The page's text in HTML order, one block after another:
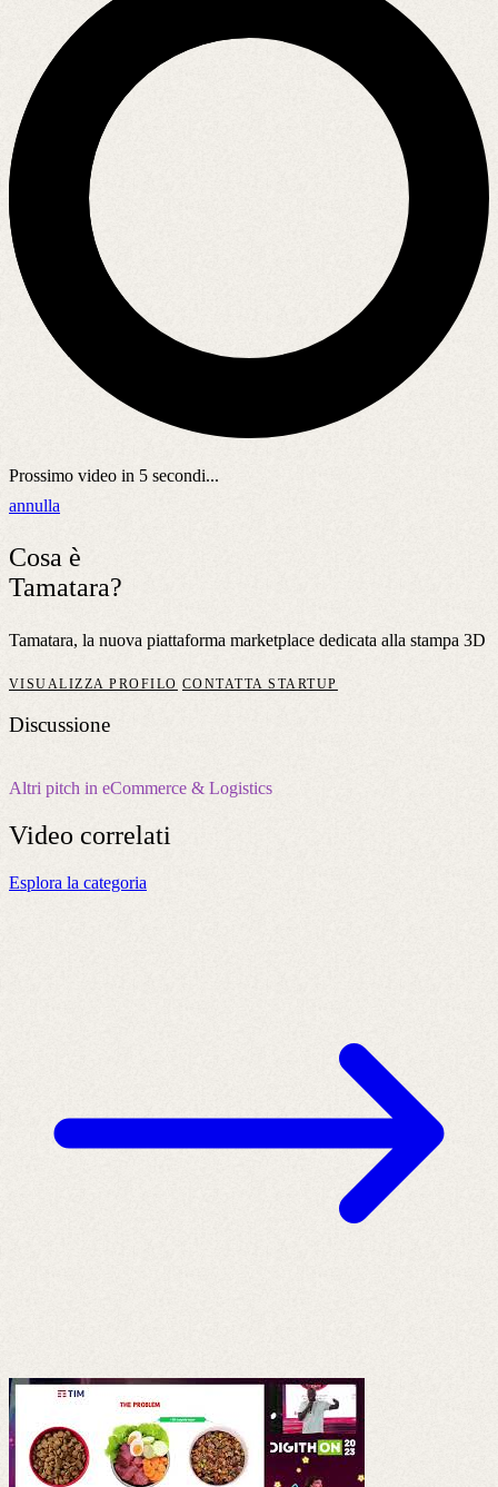
Prossimo video in 5 secondi...
annulla
Cosa è
Tamatara?
Tamatara, la nuova piattaforma marketplace dedicata alla stampa 3D
VISUALIZZA PROFILO CONTATTA STARTUP
Discussione
Altri pitch in eCommerce & Logistics
Video correlati
Esplora la categoria